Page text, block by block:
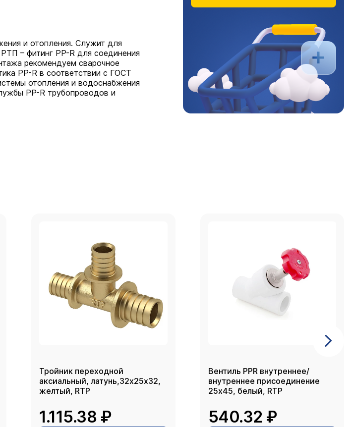
и отопления. Служит для
– фитинг PP-R для соединения
рекомендуем сварочное
PP-R в соответствии с ГОСТ
отопления и водоснабжения
PP-R трубопроводов и
Тройник переходной
аксиальный, латунь,32х25х32,
желтый, RTP
1.115.38 ₽
Вентиль PPR внутреннее/
внутреннее присоединение
25х45, белый, RTP
540.32 ₽